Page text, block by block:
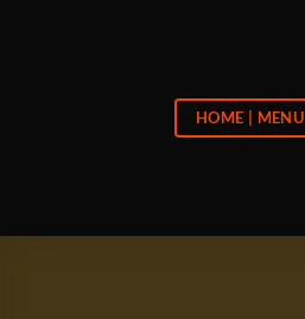
HOME | MENU